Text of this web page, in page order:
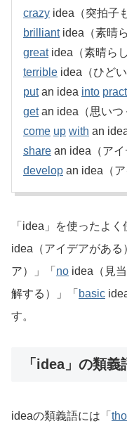
crazy idea（突拍子
brilliantidea（素晴
greatidea（素晴ら
terrible idea（ひどい
putan idea into
getan idea（思いつ
come up with an
share an idea（アイ
develop an idea（ア
「idea」を使ったよ
idea（アイデアがあ
ア）」「 no idea（見
解する）」「 basic
す。
「idea」の類
ideaの類義語には「